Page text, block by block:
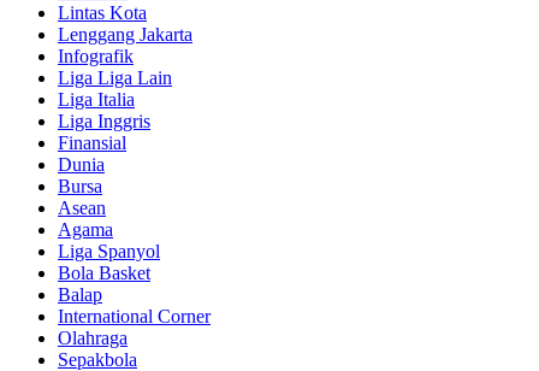
Lintas Kota
Lenggang Jakarta
Infografik
Liga Liga Lain
Liga Italia
Liga Inggris
Finansial
Dunia
Bursa
Asean
Agama
Liga Spanyol
Bola Basket
Balap
International Corner
Olahraga
Sepakbola